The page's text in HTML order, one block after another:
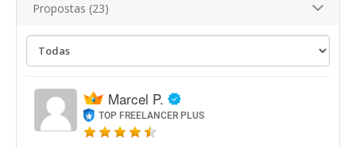
Propostas (23)
Marcel P.
TOP FREELANCER PLUS